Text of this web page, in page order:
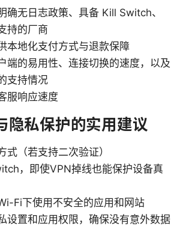
确无日志政策、具备 Kill Switch、
持的厂商
本地化支付方式与退款保障
端的易用性、连接切换的速度，以及
支持情况
服响应速度
隐私保护的实用建议
式（若支持二次验证）
，即使VPN掉线也能保护设备真
Fi下使用不安全的应用和网站
设置和应用权限，确保没有意外数据